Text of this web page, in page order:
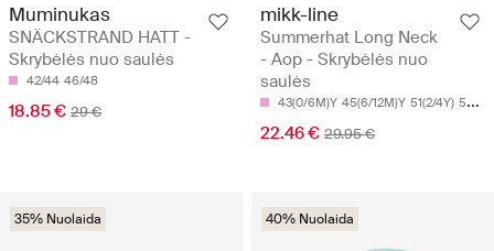
Muminukas
SNÄCKSTRAND HATT -
Skrybėlės nuo saulės
42/44 46/48
18.85 € 29 €
mikk-line
Summerhat Long Neck
- Aop - Skrybėlės nuo
saulės
43(0/6M)Y 45(6/12M)Y 51(2/4Y) 55(6/8Y)
22.46 € 29.95 €
35% Nuolaida 40% Nuolaida